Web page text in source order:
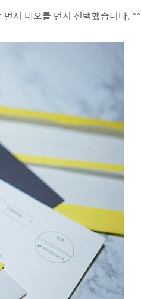
저 네오를 먼저 선택했습니다. ^^